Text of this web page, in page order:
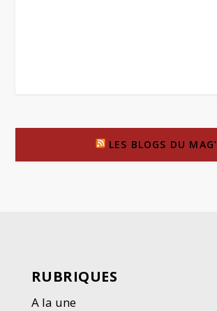
LES BLOGS DU MAG’
RUBRIQUES
A la une